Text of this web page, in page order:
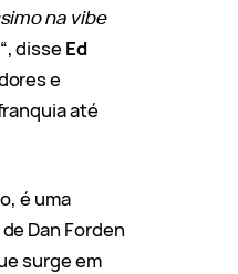
na vibe
“, disseEd
e
até
é uma
Dan Forden
surge em